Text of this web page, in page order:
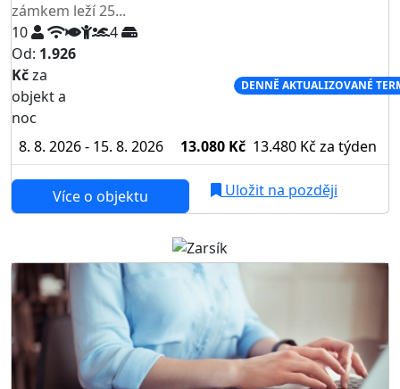
zámkem leží 25...
10
4
Od: 1.926
Kčza
objekt a
noc
DENNĚ AKTUALIZOVANÉ
8. 8. 2026 - 15. 8. 2026 13.080 Kč 13.480 Kč za týden
Více o objektu Uložit na později